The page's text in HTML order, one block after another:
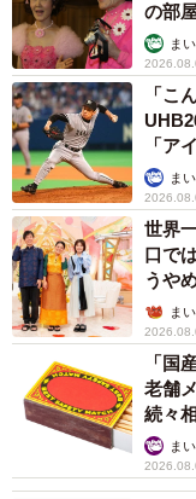
の部
ま
「こ
「ア
か」ま
世界
口で
うや
ん】ま
「国
老舗
続々
ま